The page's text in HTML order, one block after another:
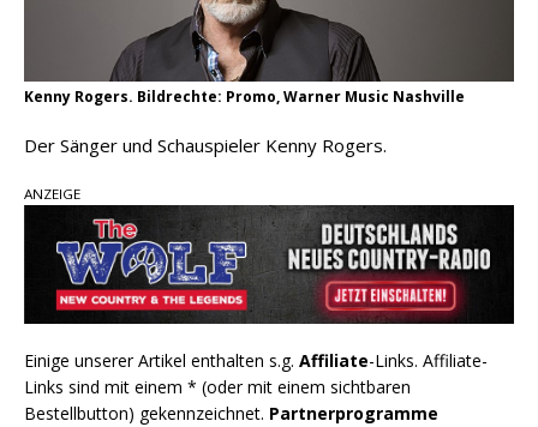
Kenny Rogers. Bildrechte: Promo, Warner Music Nashville
Der Sänger und Schauspieler Kenny Rogers.
ANZEIGE
Einige unserer Artikel enthalten s.g. Affiliate-Links. Affiliate-
Links sind mit einem * (oder mit einem sichtbaren
Bestellbutton) gekennzeichnet. Partnerprogramme